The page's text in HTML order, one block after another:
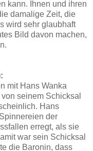
kann. Ihnen und ihren
damalige Zeit, die
wird sehr glaubhaft
Bild davon machen,
mit Hans Wanka
seinem Schicksal
Hans
der
erregt, als sie
war sein Schicksal
die Baronin, dass